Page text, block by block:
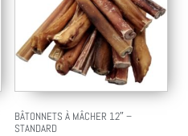
BÂTONNETS À MÂCHER 12″ –
STANDARD